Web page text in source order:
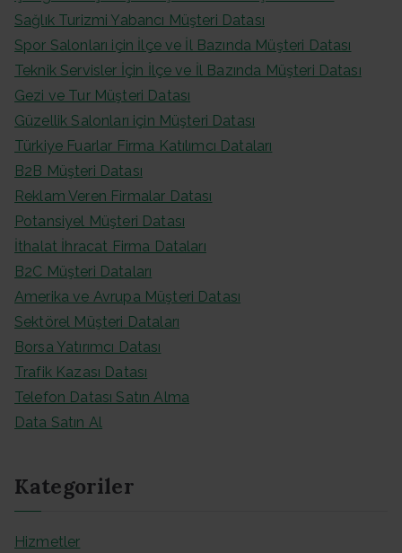
Sağlık Turizmi Yabancı Müşteri Datası
Spor Salonları için İlçe ve İl Bazında Müşteri Datası
Teknik Servisler İçin İlçe ve İl Bazında Müşteri Datası
Gezi ve Tur Müşteri Datası
Güzellik Salonları için Müşteri Datası
Türkiye Fuarlar Firma Katılımcı Dataları
B2B Müşteri Datası
Reklam Veren Firmalar Datası
Potansiyel Müşteri Datası
İthalat İhracat Firma Dataları
B2C Müşteri Dataları
Amerika ve Avrupa Müşteri Datası
Sektörel Müşteri Dataları
Borsa Yatırımcı Datası
Trafik Kazası Datası
Telefon Datası Satın Alma
Data Satın Al
Kategoriler
Hizmetler